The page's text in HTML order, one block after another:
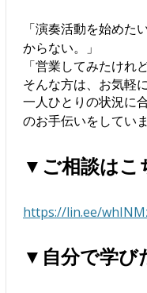
「演奏活動を始めた
からない。」
「営業してみたけれ
そんな方は、お気軽
一人ひとりの状況に
のお手伝いをしていま
▼ご相談はこ
https://lin.ee/
▼自分で学び